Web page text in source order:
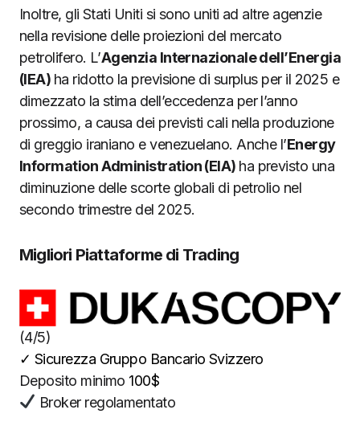
Inoltre, gli Stati Uniti si sono uniti ad altre agenzie
nella revisione delle proiezioni del mercato
petrolifero. L’Agenzia Internazionale dell’Energia
(IEA) ha ridotto la previsione di surplus per il 2025 e
dimezzato la stima dell’eccedenza per l’anno
prossimo, a causa dei previsti cali nella produzione
di greggio iraniano e venezuelano. Anche l’Energy
Information Administration (EIA) ha previsto una
diminuzione delle scorte globali di petrolio nel
secondo trimestre del 2025.
Migliori Piattaforme di Trading
(4/5)
✓ Sicurezza Gruppo Bancario Svizzero
Deposito minimo 100$
Broker regolamentato